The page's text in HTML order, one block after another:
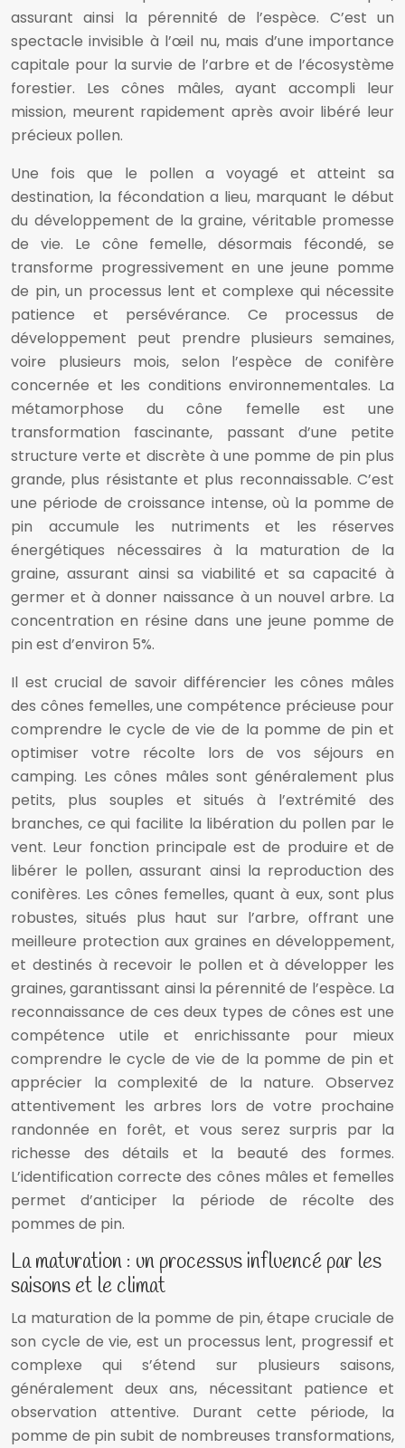
assurant ainsi la pérennité de l’espèce. C’est un
spectacle invisible à l’œil nu, mais d’une importance
capitale pour la survie de l’arbre et de l’écosystème
forestier. Les cônes mâles, ayant accompli leur
mission, meurent rapidement après avoir libéré leur
précieux pollen.
Une fois que le pollen a voyagé et atteint sa
destination, la fécondation a lieu, marquant le début
du développement de la graine, véritable promesse
de vie. Le cône femelle, désormais fécondé, se
transforme progressivement en une jeune pomme
de pin, un processus lent et complexe qui nécessite
patience et persévérance. Ce processus de
développement peut prendre plusieurs semaines,
voire plusieurs mois, selon l’espèce de conifère
concernée et les conditions environnementales. La
métamorphose du cône femelle est une
transformation fascinante, passant d’une petite
structure verte et discrète à une pomme de pin plus
grande, plus résistante et plus reconnaissable. C’est
une période de croissance intense, où la pomme de
pin accumule les nutriments et les réserves
énergétiques nécessaires à la maturation de la
graine, assurant ainsi sa viabilité et sa capacité à
germer et à donner naissance à un nouvel arbre. La
concentration en résine dans une jeune pomme de
pin est d’environ 5%.
Il est crucial de savoir différencier les cônes mâles
des cônes femelles, une compétence précieuse pour
comprendre le cycle de vie de la pomme de pin et
optimiser votre récolte lors de vos séjours en
camping. Les cônes mâles sont généralement plus
petits, plus souples et situés à l’extrémité des
branches, ce qui facilite la libération du pollen par le
vent. Leur fonction principale est de produire et de
libérer le pollen, assurant ainsi la reproduction des
conifères. Les cônes femelles, quant à eux, sont plus
robustes, situés plus haut sur l’arbre, offrant une
meilleure protection aux graines en développement,
et destinés à recevoir le pollen et à développer les
graines, garantissant ainsi la pérennité de l’espèce. La
reconnaissance de ces deux types de cônes est une
compétence utile et enrichissante pour mieux
comprendre le cycle de vie de la pomme de pin et
apprécier la complexité de la nature. Observez
attentivement les arbres lors de votre prochaine
randonnée en forêt, et vous serez surpris par la
richesse des détails et la beauté des formes.
L’identification correcte des cônes mâles et femelles
permet d’anticiper la période de récolte des
pommes de pin.
La maturation : un processus influencé par les
saisons et le climat
La maturation de la pomme de pin, étape cruciale de
son cycle de vie, est un processus lent, progressif et
complexe qui s’étend sur plusieurs saisons,
généralement deux ans, nécessitant patience et
observation attentive. Durant cette période, la
pomme de pin subit de nombreuses transformations,